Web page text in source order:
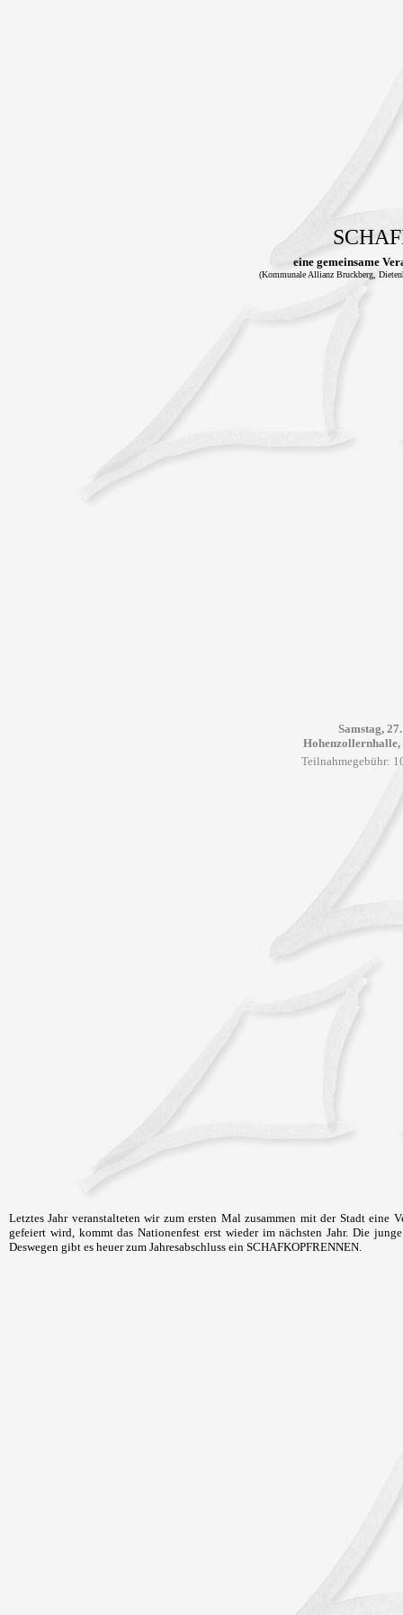
eine gemeinsame
(Kommunale Allianz Bruckberg,
Samstag,
Teilnahmegebühr:
Letztes Jahr veranstalteten wir zum ersten Mal zusammen mit der Stadt eine
gefeiert wird, kommt das Nationenfest erst wieder im nächsten Jahr. Die
Deswegen gibt es heuer zum Jahresabschluss ein SCHAFKOPFRENNEN.